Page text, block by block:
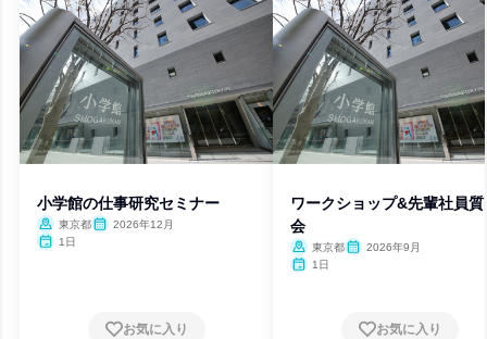
小学館の仕事研究セミナー
東京都
2026年12月
1日
お気に入り
ワークショップ&先輩社員質
会
東京都
2026年9月
1日
お気に入り